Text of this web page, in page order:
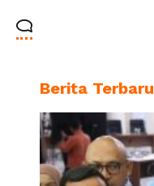
Berita Terbaru